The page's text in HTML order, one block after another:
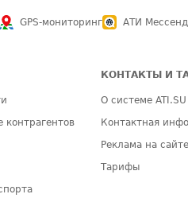
GPS-мониторинг АТИ
контрагентов
КОНТАКТЫ И
О системе ATI.SU
Контактная
Реклама на сайте
Тарифы